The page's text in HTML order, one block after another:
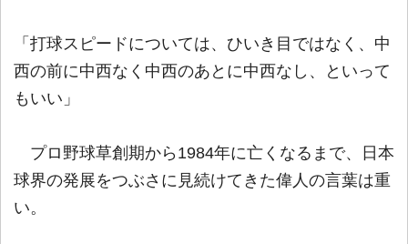
「打球スピードについては、ひいき目ではなく、中
西の前に中西なく中西のあとに中西なし、といって
もいい」
プロ野球草創期から1984年に亡くなるまで、日本
球界の発展をつぶさに見続けてきた偉人の言葉は重
い。